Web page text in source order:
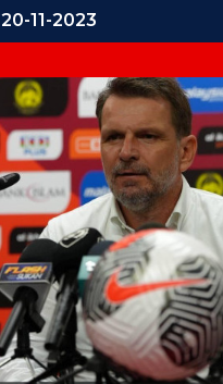
20-11-2023